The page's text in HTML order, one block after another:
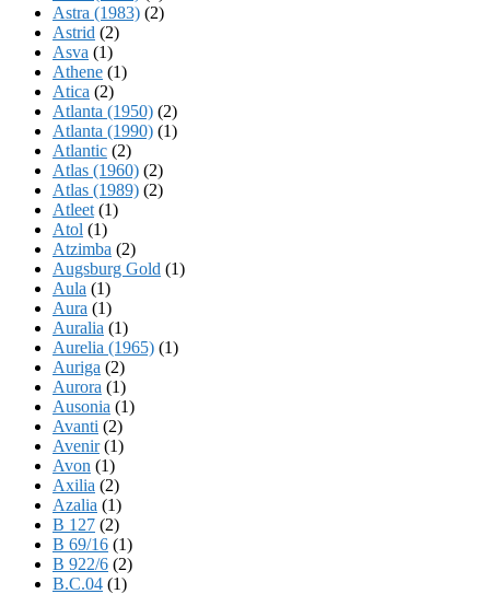
Astra (1983) (2)
Astrid (2)
Asva (1)
Athene (1)
Atica (2)
Atlanta (1950) (2)
Atlanta (1990) (1)
Atlantic (2)
Atlas (1960) (2)
Atlas (1989) (2)
Atleet (1)
Atol (1)
Atzimba (2)
Augsburg Gold (1)
Aula (1)
Aura (1)
Auralia (1)
Aurelia (1965) (1)
Auriga (2)
Aurora (1)
Ausonia (1)
Avanti (2)
Avenir(1)
Avon (1)
Axilia (2)
Azalia (1)
B 127 (2)
B 69/16 (1)
B 922/6 (2)
B.C.04 (1)